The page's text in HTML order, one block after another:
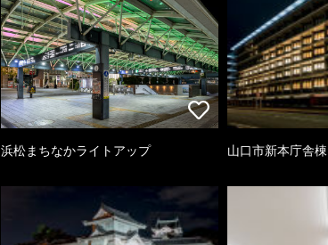
浜松まちなかライトアップ 山口市新本庁舎棟